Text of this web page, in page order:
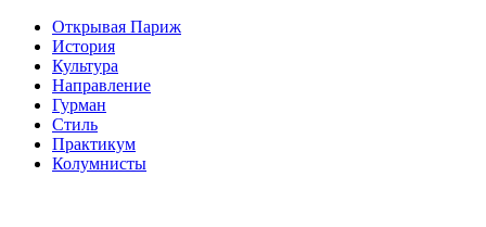
Открывая Париж
История
Культура
Направление
Гурман
Стиль
Практикум
Колумнисты